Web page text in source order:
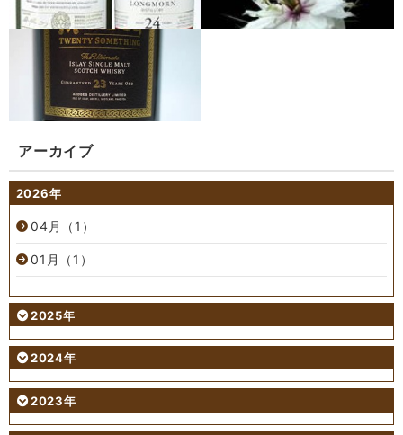
アーカイブ
2026年
04月（1）
01月（1）
2025年
2024年
2023年